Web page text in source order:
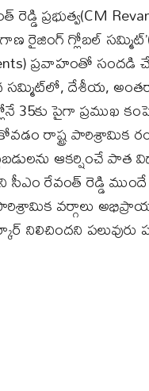
రెడ్డి ప్రభుత్వ(CM
గ్లోబల్
ప్రవాహంతో
దేశీయ,
35కు పైగా ప్రముఖ
రాష్ట్ర
ఆకర్షించే
రేవంత్ రెడ్డి
వర్గాలు
నిలిచిందని పలువురు